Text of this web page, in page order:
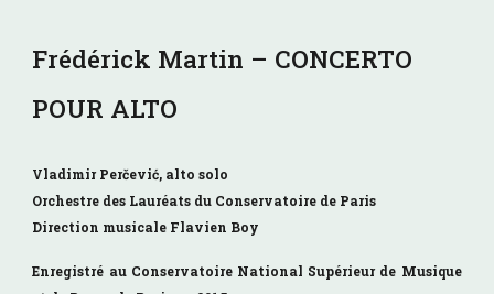
Frédérick Martin – CONCERTO
POUR ALTO
Vladimir Perčević, alto solo
Orchestre des Lauréats du Conservatoire de Paris
Direction musicale Flavien Boy
Enregistré au Conservatoire National Supérieur de Musique